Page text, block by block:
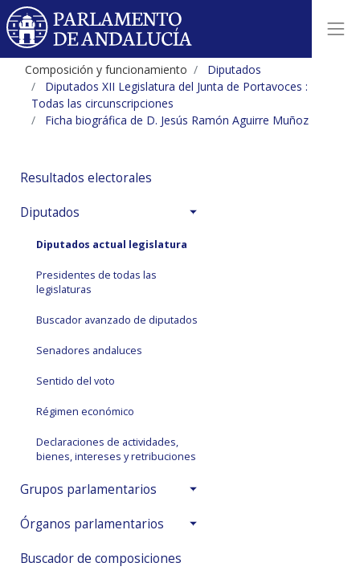
Composición y funcionamiento
Diputados
Diputados XII Legislatura del Junta de Portavoces :
Todas las circunscripciones
Ficha biográfica de D. Jesús Ramón Aguirre Muñoz
Resultados electorales
Diputados
Diputados actual legislatura
Presidentes de todas las
legislaturas
Buscador avanzado de diputados
Senadores andaluces
Sentido del voto
Régimen económico
Declaraciones de actividades,
bienes, intereses y retribuciones
Grupos parlamentarios
Órganos parlamentarios
Buscador de composiciones